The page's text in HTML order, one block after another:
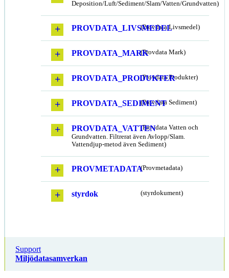
Deposition/Luft/Sediment/Slam/Vatten/Grundvatten)
PROVDATA_LIVSMEDEL
(Provdata Livsmedel)
PROVDATA_MARK(Provdata Mark)
PROVDATA_PRODUKTER
(Provdata Produkter)
PROVDATA_SEDIMENT(Provdata Sediment)
PROVDATA_VATTEN(Provdata Vatten och
Grundvatten. Filtrerat även Avlopp/Slam.
Vattendjup-metod även Sediment)
PROVMETADATA(Provmetadata)
styrdok (styrdokument)
Support
Miljödatasamverkan